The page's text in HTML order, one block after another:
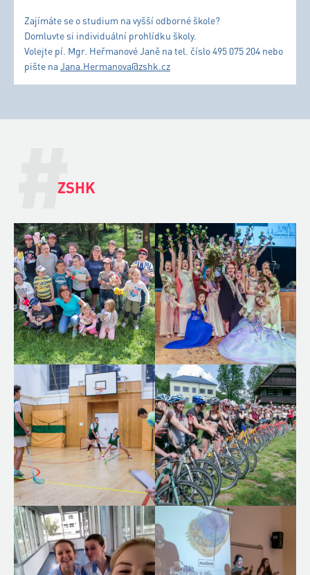
Zajímáte se o studium na vyšší odborné škole?
Domluvte si individuální prohlídku školy.
Volejte pí. Mgr. Heřmanové Janě na tel. číslo 495 075 204 nebo
pište naJana.Hermanova@zshk.cz
#
ZSHK